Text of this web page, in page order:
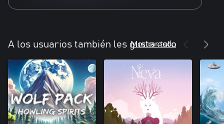
A los usuarios también les gusta esto
Mostrar todo